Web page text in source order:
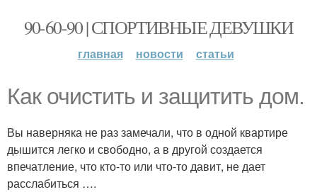
90-60-90 | СПОРТИВНЫЕ ДЕВУШКИ
главная новости статьи
Как очистить и защитить дом.
Вы наверняка не раз замечали, что в одной квартире
дышится легко и свободно, а в другой создается
впечатление, что кто-то или что-то давит, не дает
расслабиться ….